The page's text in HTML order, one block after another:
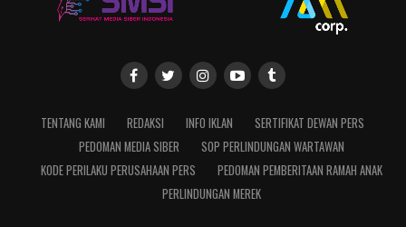
TENTANG KAMI REDAKSI INFO IKLAN
SERTIFIKAT DEWAN PERS
PEDOMAN MEDIA SIBER
SOP PERLINDUNGAN WARTAWAN
KODE PERILAKU PERUSAHAAN PERS
PEDOMAN PEMBERITAAN RAMAH ANAK
PERLINDUNGAN MEREK